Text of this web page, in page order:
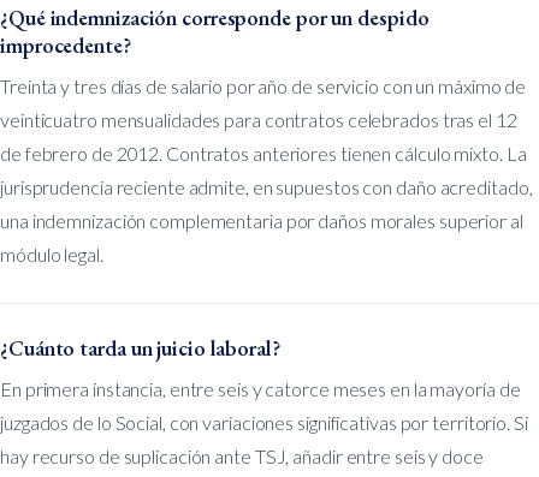
¿Qué indemnización corresponde por un despido
improcedente?
Treinta y tres días de salario por año de servicio con un máximo de
veinticuatro mensualidades para contratos celebrados tras el 12
de febrero de 2012. Contratos anteriores tienen cálculo mixto. La
jurisprudencia reciente admite, en supuestos con daño acreditado,
una indemnización complementaria por daños morales superior al
módulo legal.
¿Cuánto tarda un juicio laboral?
En primera instancia, entre seis y catorce meses en la mayoría de
juzgados de lo Social, con variaciones significativas por territorio. Si
hay recurso de suplicación ante TSJ, añadir entre seis y doce